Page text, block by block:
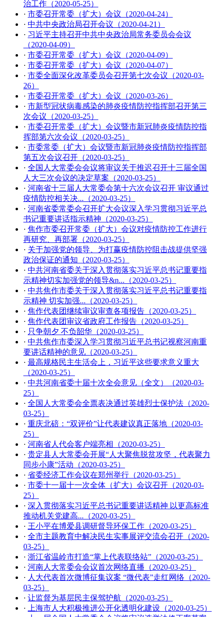
治工作（2020-05-25）
· 市委召开常委（扩大）会议（2020-04-24）
· 中共中央政治局召开会议（2020-04-21）
· 习近平主持召开中共中央政治局常务委员会会议
（2020-04-09）
· 市委召开常委（扩大）会议（2020-04-09）
· 市委召开常委（扩大）会议（2020-04-07）
· 市委全面深化改革委员会召开第七次会议（2020-03-
26）
· 市委召开常委（扩大）会议（2020-03-26）
· 市新型冠状病毒感染的肺炎疫情防控指挥部召开第三
次会议（2020-03-25）
· 市委召开常委（扩大）会议暨市新冠肺炎疫情防控指
挥部第六次会议（2020-03-25）
· 市委常委（扩大）会议暨市新冠肺炎疫情防控指挥部
第五次会议召开（2020-03-25）
· 全国人大常委会会议将审议关于推迟召开十三届全国
人大三次会议的决定草案（2020-03-25）
· 河南省十三届人大常委会第十六次会议召开 审议通过
疫情防控相关决...（2020-03-25）
· 河南省委常委会召开扩大会议深入学习贯彻习近平总
书记重要讲话指示精神（2020-03-25）
· 焦作市委召开常委（扩大）会议对疫情防控工作进行
再研究、再部署（2020-03-25）
· 关于加强党的领导、为打赢疫情防控阻击战提供坚强
政治保证的通知（2020-03-25）
· 中共河南省委关于深入贯彻落实习近平总书记重要指
示精神切实加强党的领导&n...（2020-03-25）
· 中共焦作市委关于深入贯彻落实习近平总书记重要指
示精神 切实加强...（2020-03-25）
· 焦作代表团继续审议审查各项报告（2020-03-25）
· 焦作代表团审议省政府工作报告（2020-03-25）
· 只争朝夕 不负韶华（2020-03-25）
· 中共焦作市委深入学习贯彻习近平总书记视察河南重
要讲话精神的意见（2020-03-25）
· 最高规格民主生活会上，习近平这些要求意义重大
（2020-03-25）
· 中共河南省委十届十次全会意见（全文）（2020-03-
25）
· 全国人大常委会全票表决通过英雄烈士保护法（2020-
03-25）
· 重庆北碚：“双评价”让代表建议真正落地（2020-03-
25）
· 河南省人代会客户端亮相（2020-03-25）
· 贵定县人大常委会开展“人大聚焦脱贫攻坚，代表聚力
同步小康”活动（2020-03-25）
· 省委经济工作会议在郑州举行（2020-03-25）
· 市委十一届十一次全体（扩大）会议召开（2020-03-
25）
· 深入贯彻落实习近平总书记重要讲话精神 以更高标准
推动机关党建高...（2020-03-25）
· 王小平在博爱县调研督导环保工作（2020-03-25）
· 全市主题教育中解决民生实事展评交流会召开（2020-
03-25）
· 浙江省温岭市打造“掌上代表联络站”（2020-03-25）
· 河南人大常委会会议首次网络直播（2020-03-25）
· 人大代表首次微博征集议案 “微代表”走红网络（2020-
03-25）
· 让监督为基层民主保驾护航（2020-03-25）
·
上海市人大积极推进公开化透明化建设（2020-03-25）